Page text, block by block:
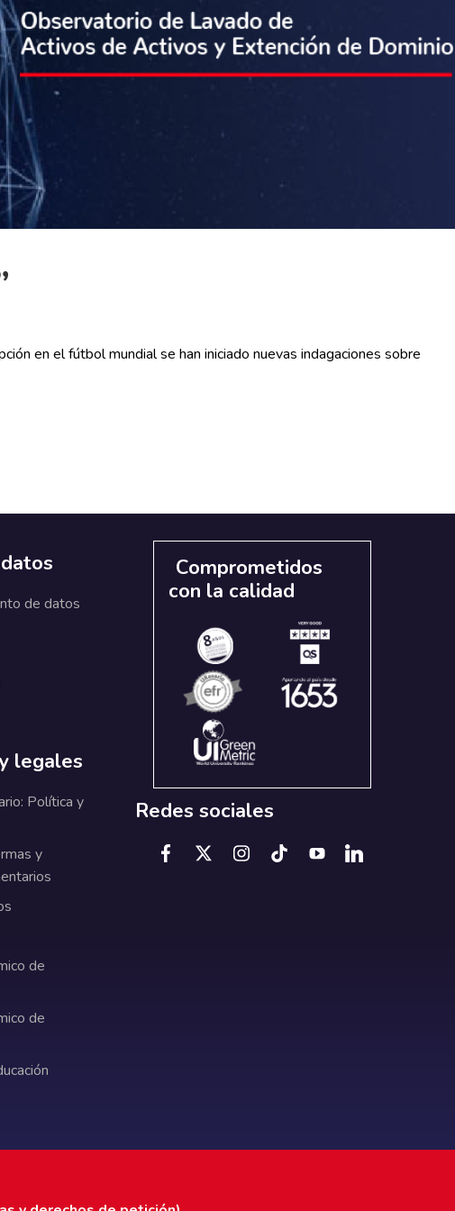
en el fútbol mundial se han iniciado nuevas indagaciones sobre
de datos
legales
Política y
y
de
de
Comprometidos
con la calidad
Redes sociales